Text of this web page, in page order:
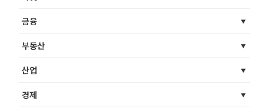
금융
부동산
산업
경제